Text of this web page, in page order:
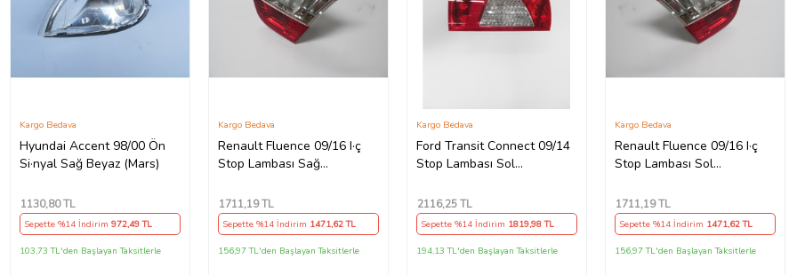
Hyundai Accent 98/00 Ön
Si·nyal Sağ Beyaz (Mars)
Kargo Bedava
1130,80 TL
Sepette %14 İndirim 972,49 TL
103,73 TL'den Başlayan Taksitlerle
Renault Fluence 09/16 I·ç
Stop Lambası Sağ
Kargo Bedava
1711,19 TL
Sepette %14 İndirim 1471,62 TL
156,97 TL'den Başlayan Taksitlerle
Ford Transit Connect 09/14
Stop Lambası Sol
Kargo Bedava
2116,25 TL
Sepette %14 İndirim 1819,98 TL
194,13 TL'den Başlayan Taksitlerle
Renault Fluence 09/16 I·ç
Stop Lambası Sol
Kargo Bedava
1711,19 TL
Sepette %14 İndirim 1471,62 TL
156,97 TL'den Başlayan Taksitlerle